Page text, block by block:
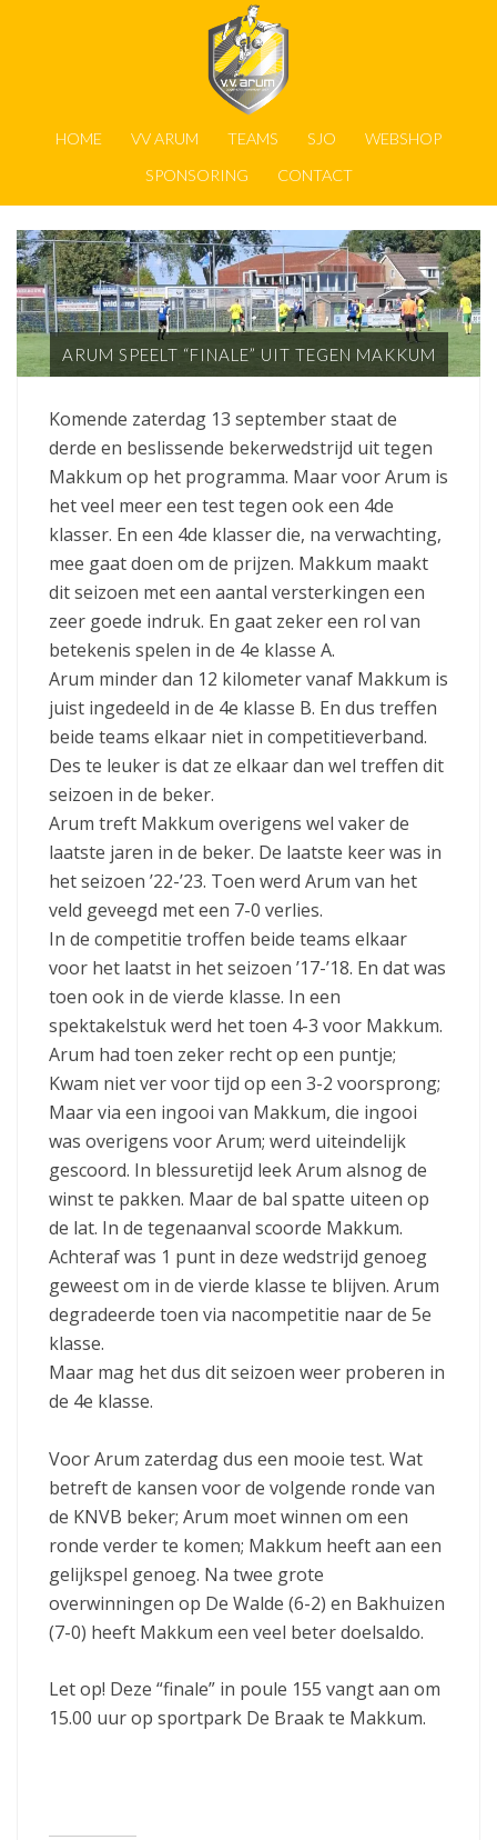
HOME VV ARUM TEAMS SJO
WEBSHOP
SPONSORING
CONTACT
ARUM SPEELT “FINALE” UIT TEGEN MAKKUM
Komende zaterdag 13 september staat de
derde en beslissende bekerwedstrijd uit tegen
Makkum op het programma. Maar voor Arum is
het veel meer een test tegen ook een 4de
klasser. En een 4de klasser die, na verwachting,
mee gaat doen om de prijzen. Makkum maakt
dit seizoen met een aantal versterkingen een
zeer goede indruk. En gaat zeker een rol van
betekenis spelen in de 4e klasse A.
Arum minder dan 12 kilometer vanaf Makkum is
juist ingedeeld in de 4e klasse B. En dus treffen
beide teams elkaar niet in competitieverband.
Des te leuker is dat ze elkaar dan wel treffen dit
seizoen in de beker.
Arum treft Makkum overigens wel vaker de
laatste jaren in de beker. De laatste keer was in
het seizoen ’22-’23. Toen werd Arum van het
veld geveegd met een 7-0 verlies.
In de competitie troffen beide teams elkaar
voor het laatst in het seizoen ’17-’18. En dat was
toen ook in de vierde klasse. In een
spektakelstuk werd het toen 4-3 voor Makkum.
Arum had toen zeker recht op een puntje;
Kwam niet ver voor tijd op een 3-2 voorsprong;
Maar via een ingooi van Makkum, die ingooi
was overigens voor Arum; werd uiteindelijk
gescoord. In blessuretijd leek Arum alsnog de
winst te pakken. Maar de bal spatte uiteen op
de lat. In de tegenaanval scoorde Makkum.
Achteraf was 1 punt in deze wedstrijd genoeg
geweest om in de vierde klasse te blijven. Arum
degradeerde toen via nacompetitie naar de 5e
klasse.
Maar mag het dus dit seizoen weer proberen in
de 4e klasse.
Voor Arum zaterdag dus een mooie test. Wat
betreft de kansen voor de volgende ronde van
de KNVB beker; Arum moet winnen om een
ronde verder te komen; Makkum heeft aan een
gelijkspel genoeg. Na twee grote
overwinningen op De Walde (6-2) en Bakhuizen
(7-0) heeft Makkum een veel beter doelsaldo.
Let op! Deze “finale” in poule 155 vangt aan om
15.00 uur op sportpark De Braak te Makkum.